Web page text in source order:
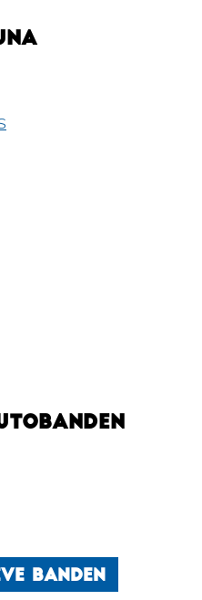
BANDEN